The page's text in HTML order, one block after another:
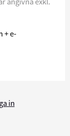
+ e-
in